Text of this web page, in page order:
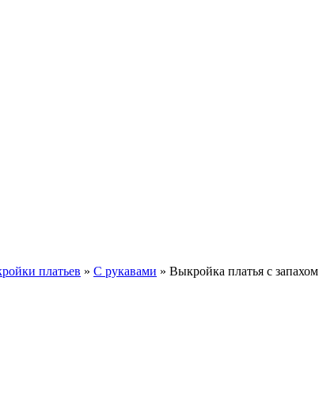
платьев » С рукавами » Выкройка платья с запахом